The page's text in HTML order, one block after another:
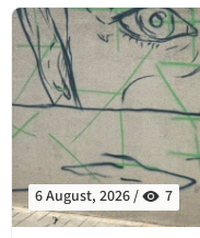
6 August, 2026 / 7